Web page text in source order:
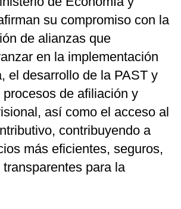
su compromiso con la
de alianzas que
en la implementación
el desarrollo de la PAST y
de afiliación y
así como el acceso al
contribuyendo a
más eficientes, seguros,
para la